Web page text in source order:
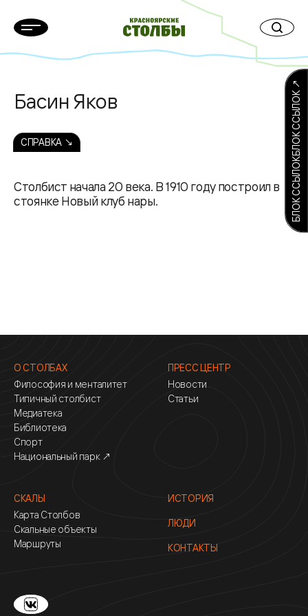
Басин Яков
СПРАВКА ↘
Столбист начала 20 века. В 1910 году построил в
стоянке Новый клуб нары.
БЛОК ССЫЛОКБЛОК ССЫЛОК ↗
О СТОЛБАХ
Философия и менталитет
Типичный столбист
Медиатека
Библиотека
Спорт
Национальный парк ↗
ПРЕСС ЦЕНТР
Новости
Статьи
СКАЛЫ
Карта Столбов
Скальные объекты
Маршруты
ИСТОРИЯ
ЛЮДИ
КОНТАКТЫ